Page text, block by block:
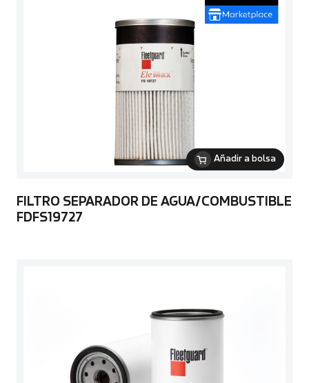
Añadir a bolsa
FILTRO SEPARADOR DE AGUA/COMBUSTIBLE
FDFS19727